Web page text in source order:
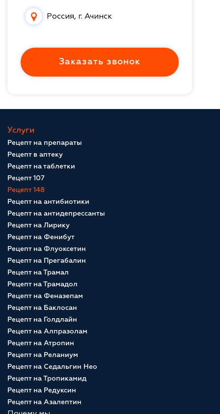
Россия, г. Ачинск
Заказать звонок
Услуги
Рецепт на препараты
Рецепт в аптеку
Рецепт на таблетки
Рецепт 107
Рецепт 148
Рецепт на антибиотики
Рецепт на антидепрессанты
Рецепт на Лирику
Рецепт на Фенибут
Рецепт на Флуоксетин
Рецепт на Прегабалин
Рецепт на Трамал
Рецепт на Трамадол
Рецепт на Феназепам
Рецепт на Баклосан
Рецепт на Голдлайн
Рецепт на Алпразолам
Рецепт на Атропин
Рецепт на Реланиум
Рецепт на Седальгин Нео
Рецепт на Тропикамид
Рецепт на Редуксин
Рецепт на Азалептин